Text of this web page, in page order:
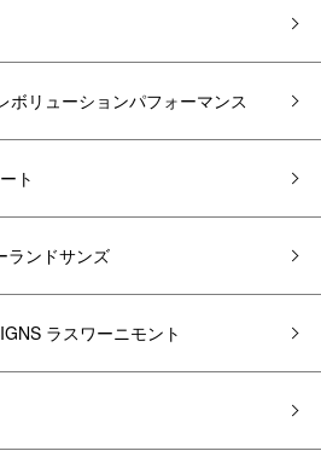
リューションパフォーマンス
ト
ランドサンズ
ラスワーニモント